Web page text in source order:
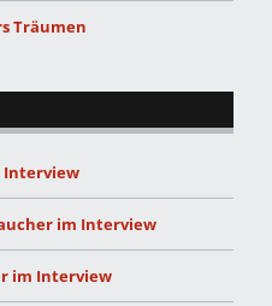
Träumen
Interview
im Interview
im Interview